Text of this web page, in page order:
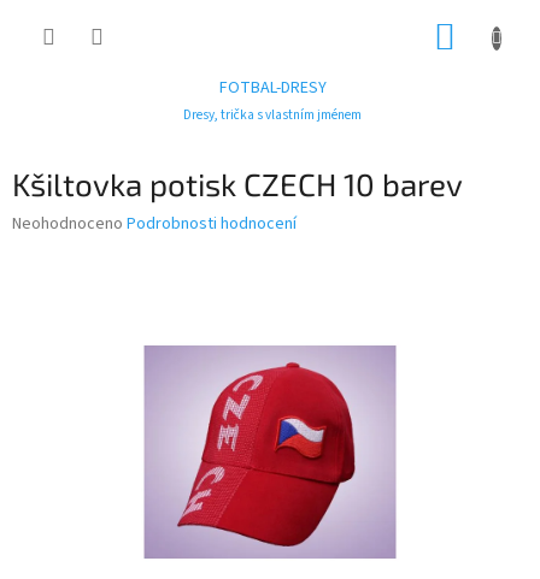
FOTBAL-DRESY
Dresy, trička s vlastním jménem
Kšiltovka potisk CZECH 10 barev
Průměrné
Neohodnoceno Podrobnosti hodnocení